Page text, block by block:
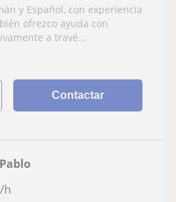
y Español, con experiencia
ofrezco ayuda con
a travé...
Contactar
/h